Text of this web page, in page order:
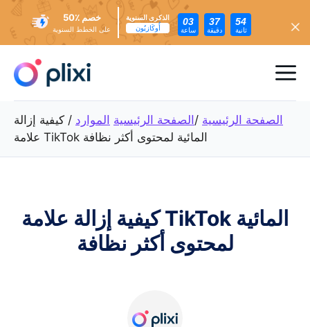
إلى
المحتوى
خصم ٪50
على الخطط السنوية
الذكرى السنوية
أُوكَازيُون
03
ساعة
37
دقيقة
52
ثانية
الصفحة الرئيسية / الصفحة الرئيسية الموارد / كيفية إزالة
علامة TikTok المائية لمحتوى أكثر نظافة
كيفية إزالة علامة TikTok المائية
لمحتوى أكثر نظافة